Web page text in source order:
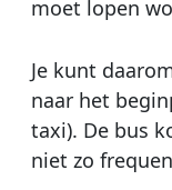
moet lopen
Je kunt
naar het
taxi). De bus
niet zo